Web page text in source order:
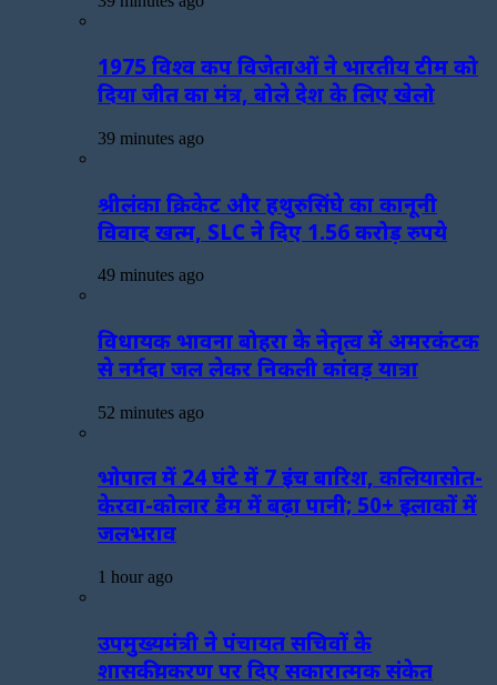
1975 विश्व कप विजेताओं ने भारतीय टीम को
दिया जीत का मंत्र, बोले देश के लिए खेलो
39 minutes ago
श्रीलंका क्रिकेट और हथुरुसिंघे का कानूनी
विवाद खत्म, SLC ने दिए 1.56 करोड़ रुपये
49 minutes ago
विधायक भावना बोहरा के नेतृत्व में अमरकंटक
से नर्मदा जल लेकर निकली कांवड़ यात्रा
52 minutes ago
भोपाल में 24 घंटे में 7 इंच बारिश, कलियासोत-
केरवा-कोलार डैम में बढ़ा पानी; 50+ इलाकों में
जलभराव
1 hour ago
उपमुख्यमंत्री ने पंचायत सचिवों के
शासकीयकरण पर दिए सकारात्मक संकेत